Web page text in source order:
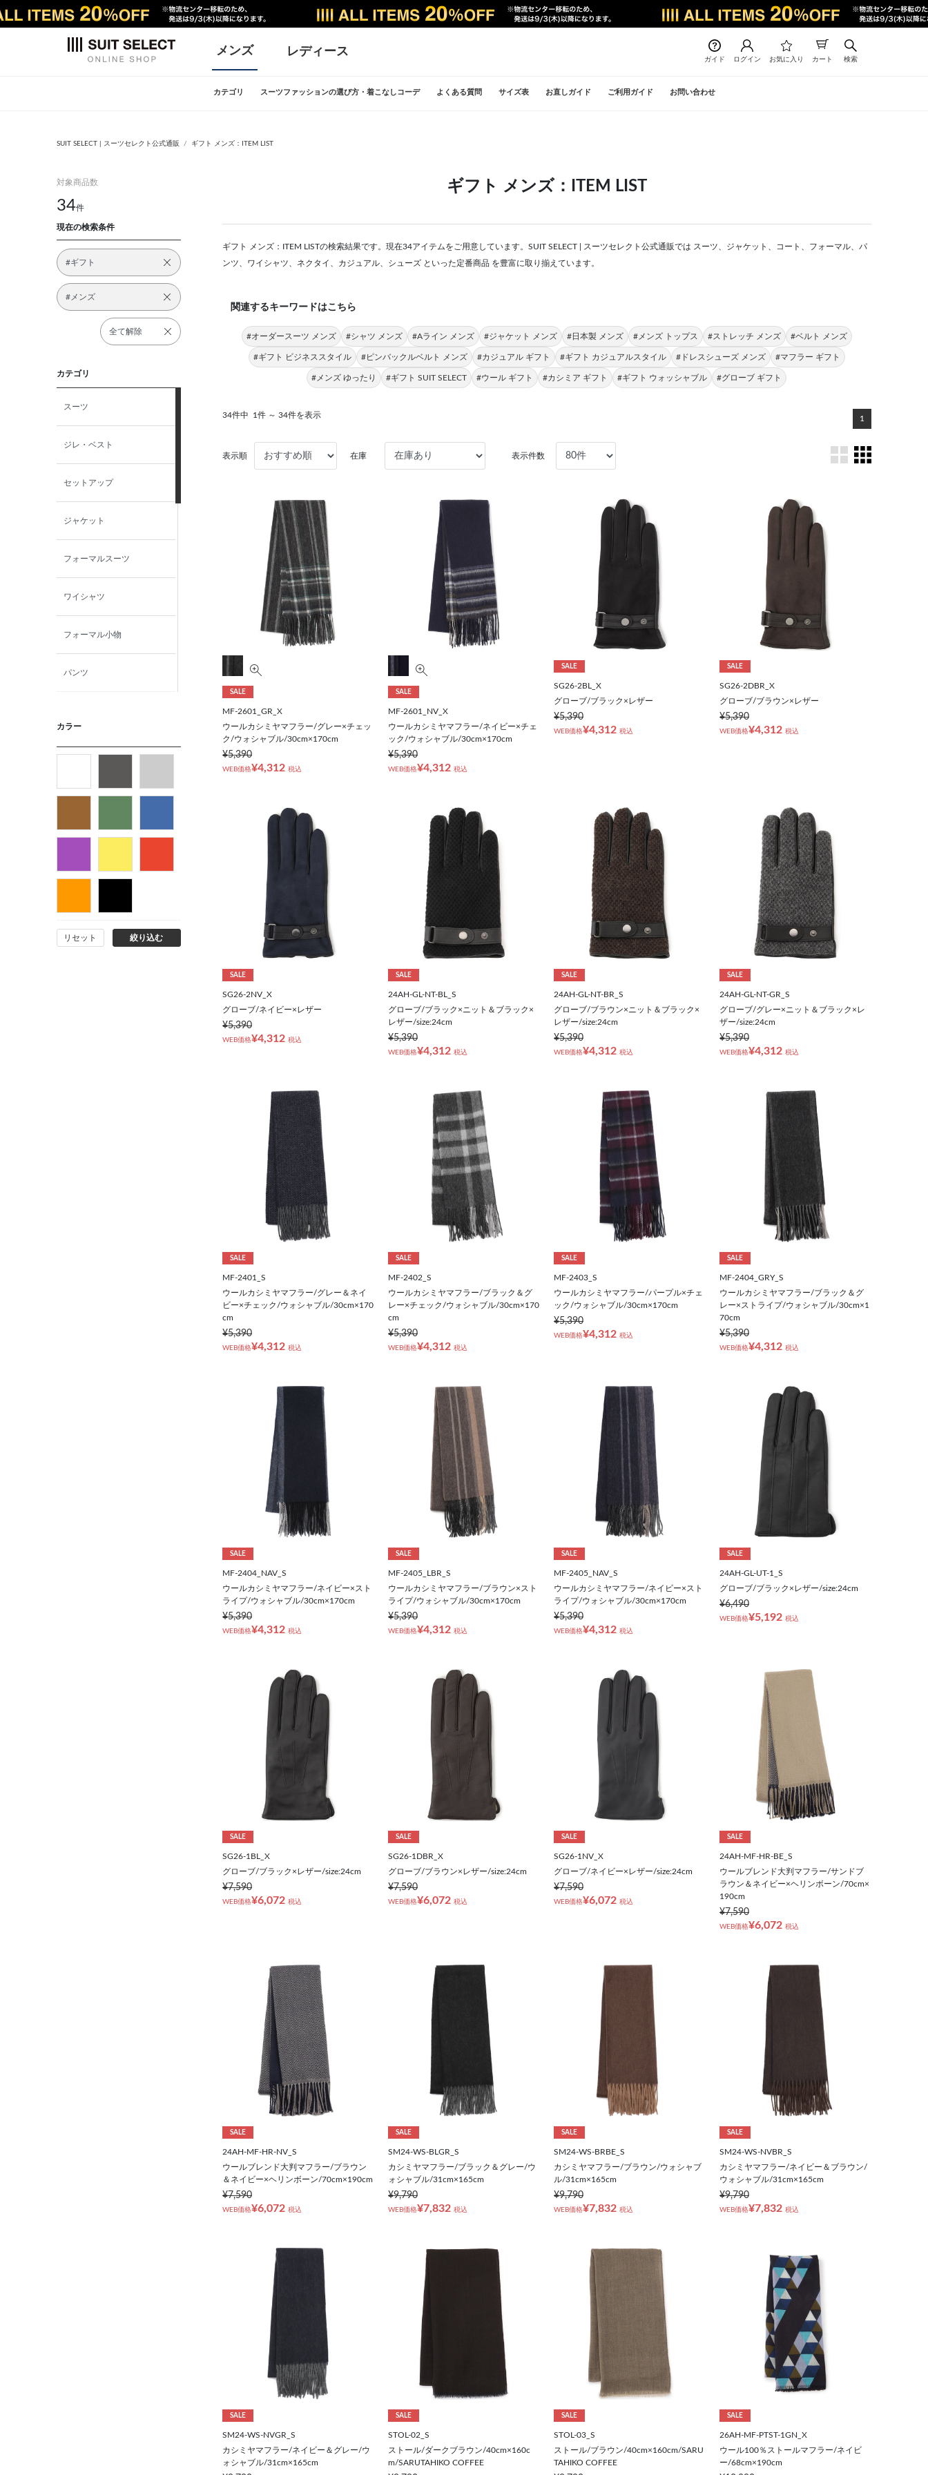
メンズ レディース
ガイド ログイン お気に入り カート 検索
カテゴリ スーツファッションの選び方・着こなしコーデ よくある質問 サイズ表 お直しガイド ご利用ガイド お問い合わせ
SUIT SELECT | スーツセレクト公式通販 ギフト メンズ：ITEM LIST
対象商品数
34件
現在の検索条件
#ギフト
#メンズ
全て解除
カテゴリ
スーツ
ジレ・ベスト
セットアップ
ジャケット
フォーマルスーツ
ワイシャツ
フォーマル小物
パンツ
カジュアルシャツ
フォーマルタイ
バッグ
カラー
リセット 絞り込む
ギフト メンズ：ITEM LIST
ギフト メンズ：ITEM LISTの検索結果です。現在34アイテムをご用意しています。SUIT SELECT | スーツセレクト公式通販では スーツ、ジャケット、コート、フォーマル、パ
ンツ、ワイシャツ、ネクタイ、カジュアル、シューズ といった定番商品 を豊富に取り揃えています。
関連するキーワードはこちら
#オーダースーツ メンズ #シャツ メンズ #Aライン メンズ #ジャケット メンズ #日本製 メンズ #メンズ トップス #ストレッチ メンズ #ベルト メンズ
#ギフト ビジネススタイル #ピンバックルベルト メンズ #カジュアル ギフト #ギフト カジュアルスタイル #ドレスシューズ メンズ #マフラー ギフト
#メンズ ゆったり #ギフト SUIT SELECT #ウール ギフト #カシミア ギフト #ギフト ウォッシャブル #グローブ ギフト
34件中 1件 ～ 34件を表示 1
表示順 在庫 表示件数
SALE
MF-2601_GR_X
ウールカシミヤマフラー/グレー×チェッ
ク/ウォシャブル/30cm×170cm
¥5,390
WEB価格¥4,312 税込
SALE
MF-2601_NV_X
ウールカシミヤマフラー/ネイビー×チェ
ック/ウォシャブル/30cm×170cm
¥5,390
WEB価格¥4,312 税込
SALE
SG26-2BL_X
グローブ/ブラック×レザー
¥5,390
WEB価格¥4,312 税込
SALE
SG26-2DBR_X
グローブ/ブラウン×レザー
¥5,390
WEB価格¥4,312 税込
SALE
SG26-2NV_X
グローブ/ネイビー×レザー
¥5,390
WEB価格¥4,312 税込
SALE
24AH-GL-NT-BL_S
グローブ/ブラック×ニット＆ブラック×
レザー/size:24cm
¥5,390
WEB価格¥4,312 税込
SALE
24AH-GL-NT-BR_S
グローブ/ブラウン×ニット＆ブラック×
レザー/size:24cm
¥5,390
WEB価格¥4,312 税込
SALE
24AH-GL-NT-GR_S
グローブ/グレー×ニット＆ブラック×レ
ザー/size:24cm
¥5,390
WEB価格¥4,312 税込
SALE
MF-2401_S
ウールカシミヤマフラー/グレー＆ネイ
ビー×チェック/ウォシャブル/30cm×170
cm
¥5,390
WEB価格¥4,312 税込
SALE
MF-2402_S
ウールカシミヤマフラー/ブラック＆グ
レー×チェック/ウォシャブル/30cm×170
cm
¥5,390
WEB価格¥4,312 税込
SALE
MF-2403_S
ウールカシミヤマフラー/パープル×チェ
ック/ウォシャブル/30cm×170cm
¥5,390
WEB価格¥4,312 税込
SALE
MF-2404_GRY_S
ウールカシミヤマフラー/ブラック＆グ
レー×ストライプ/ウォシャブル/30cm×1
70cm
¥5,390
WEB価格¥4,312 税込
SALE
MF-2404_NAV_S
ウールカシミヤマフラー/ネイビー×スト
ライプ/ウォシャブル/30cm×170cm
¥5,390
WEB価格¥4,312 税込
SALE
MF-2405_LBR_S
ウールカシミヤマフラー/ブラウン×スト
ライプ/ウォシャブル/30cm×170cm
¥5,390
WEB価格¥4,312 税込
SALE
MF-2405_NAV_S
ウールカシミヤマフラー/ネイビー×スト
ライプ/ウォシャブル/30cm×170cm
¥5,390
WEB価格¥4,312 税込
SALE
24AH-GL-UT-1_S
グローブ/ブラック×レザー/size:24cm
¥6,490
WEB価格¥5,192 税込
SALE
SG26-1BL_X
グローブ/ブラック×レザー/size:24cm
¥7,590
WEB価格¥6,072 税込
SALE
SG26-1DBR_X
グローブ/ブラウン×レザー/size:24cm
¥7,590
WEB価格¥6,072 税込
SALE
SG26-1NV_X
グローブ/ネイビー×レザー/size:24cm
¥7,590
WEB価格¥6,072 税込
SALE
24AH-MF-HR-BE_S
ウールブレンド大判マフラー/サンドブ
ラウン＆ネイビー×ヘリンボーン/70cm×
190cm
¥7,590
WEB価格¥6,072 税込
SALE
24AH-MF-HR-NV_S
ウールブレンド大判マフラー/ブラウン
＆ネイビー×ヘリンボーン/70cm×190cm
¥7,590
WEB価格¥6,072 税込
SALE
SM24-WS-BLGR_S
カシミヤマフラー/ブラック＆グレー/ウ
ォシャブル/31cm×165cm
¥9,790
WEB価格¥7,832 税込
SALE
SM24-WS-BRBE_S
カシミヤマフラー/ブラウン/ウォシャブ
ル/31cm×165cm
¥9,790
WEB価格¥7,832 税込
SALE
SM24-WS-NVBR_S
カシミヤマフラー/ネイビー＆ブラウン/
ウォシャブル/31cm×165cm
¥9,790
WEB価格¥7,832 税込
SALE
SM24-WS-NVGR_S
カシミヤマフラー/ネイビー＆グレー/ウ
ォシャブル/31cm×165cm
SALE
STOL-02_S
ストール/ダークブラウン/40cm×160c
m/SARUTAHIKO COFFEE
SALE
STOL-03_S
ストール/ブラウン/40cm×160cm/SARU
TAHIKO COFFEE
SALE
26AH-MF-PTST-1GN_X
ウール100％ストールマフラー/ネイビ
ー/68cm×190cm